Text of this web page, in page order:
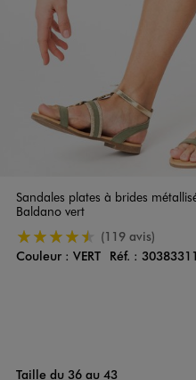
Sandales plates à brides
Baldano vert
4.5/5 de moyenne
(119 avis)
Couleur
Couleur : VERT Réf. :
Taille du 36 au 43